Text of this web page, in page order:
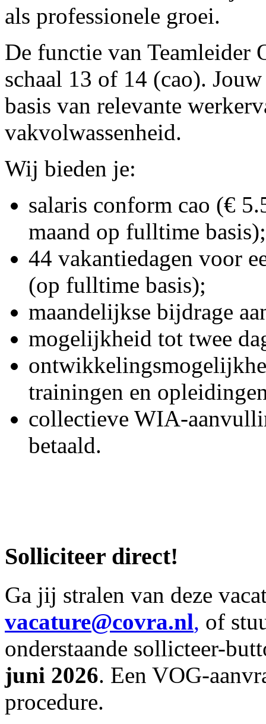
als professionele groei.
De functie van Teamleider
schaal 13 of 14 (cao).
basis van relevante
vakvolwassenheid.
Wij bieden je:
salaris conform cao (€
maand op fulltime basis);
44 vakantiedagen voor
(op fulltime basis);
maandelijkse bijdrage
mogelijkheid tot twee
trainingen en
collectieve WIA-
betaald.
Solliciteer direct!
Ga jij stralen van deze
vacature@covra.nl, of
onderstaande sollicteer-
juni 2026. Een VOG-
procedure.